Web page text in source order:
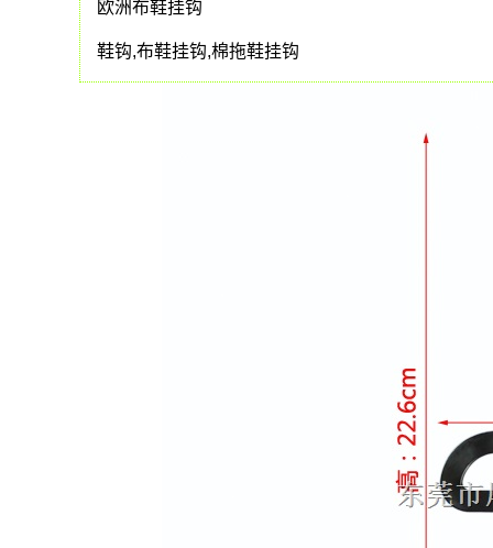
欧洲布鞋挂钩
鞋钩,布鞋挂钩,棉拖鞋挂钩